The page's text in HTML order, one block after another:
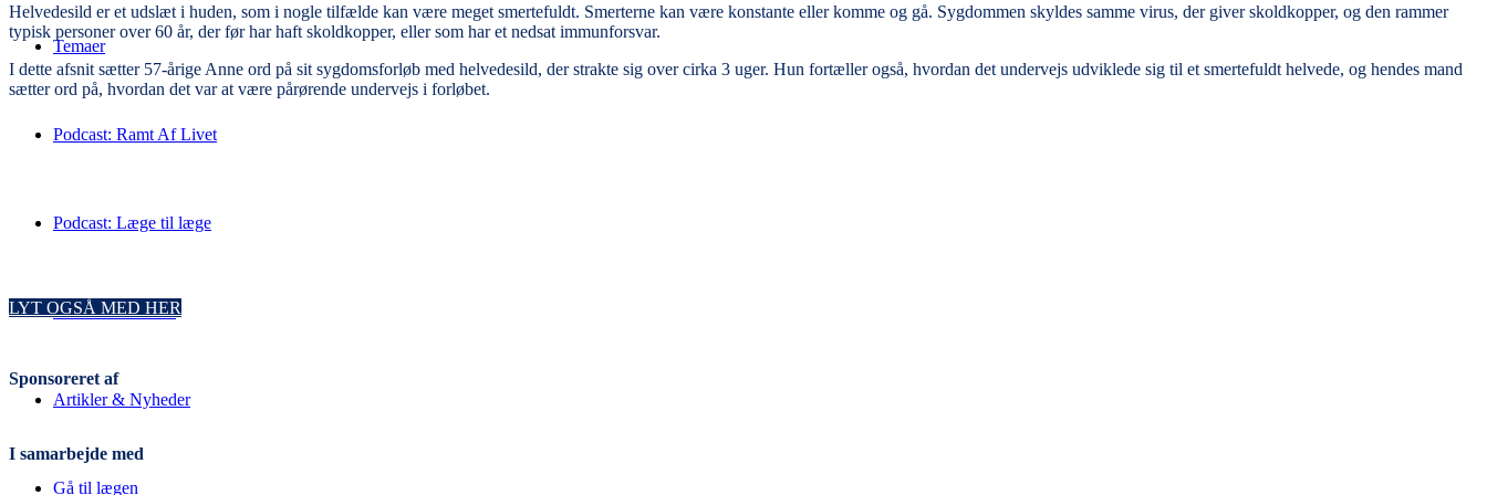
Temaer
Podcast: Ramt Af Livet
Podcast: Læge til læge
Podcast: NURSE
Artikler & Nyheder
Gå til lægen
Helvedesild er et udslæt i huden, som i nogle tilfælde kan være meget smertefuldt. Smerterne kan være konstante eller komme og gå. Sygdommen skyldes samme virus, der giver skoldkopper, og den rammer
typisk personer over 60 år, der før har haft skoldkopper, eller som har et nedsat immunforsvar.
I dette afsnit sætter 57-årige Anne ord på sit sygdomsforløb med helvedesild, der strakte sig over cirka 3 uger. Hun fortæller også, hvordan det undervejs udviklede sig til et smertefuldt helvede, og hendes mand
sætter ord på, hvordan det var at være pårørende undervejs i forløbet.
LYT OGSÅ MED HER
Sponsoreret af
I samarbejde med